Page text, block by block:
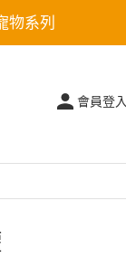
物系列
會員登入